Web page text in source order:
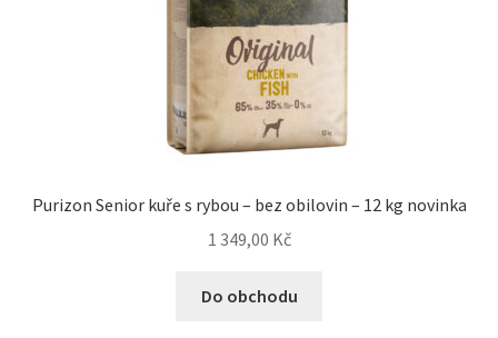
Purizon Senior kuře s rybou – bez obilovin – 12 kg novinka
1 349,00 Kč
Do obchodu